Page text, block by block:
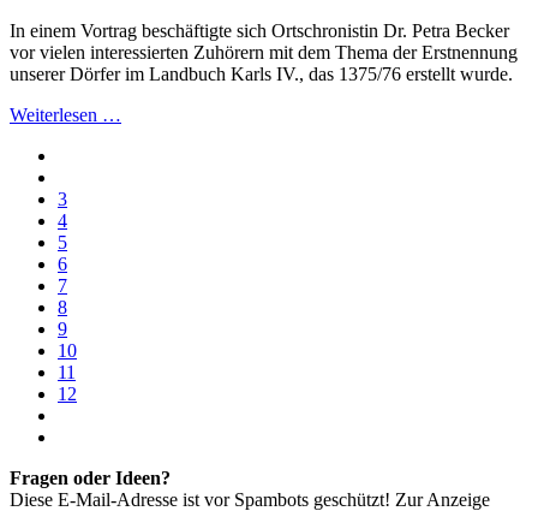
In einem Vortrag beschäftigte sich Ortschronistin Dr. Petra Becker
vor vielen interessierten Zuhörern mit dem Thema der Erstnennung
unserer Dörfer im Landbuch Karls IV., das 1375/76 erstellt wurde.
Weiterlesen …
3
4
5
6
7
8
9
10
11
12
Fragen oder Ideen?
Diese E-Mail-Adresse ist vor Spambots geschützt! Zur Anzeige